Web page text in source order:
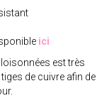
ici
est très
de cuivre afin de